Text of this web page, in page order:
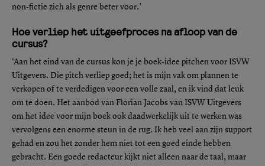
non-fictie zich als genre beter voor.’
Hoe verliep het uitgeefproces na afloop van de
cursus?
‘Aan het eind van de cursus kon je je boek-idee pitchen voor ISVW
Uitgevers. Die pitch verliep goed; het is mijn vak om plannen te
verkopen of te verdedigen voor een volle zaal, en ik vind dat leuk
om te doen. Het aanbod van Florian Jacobs van ISVW Uitgevers
om het idee voor mijn boek ook daadwerkelijk uit te werken was
vervolgens een enorme steun in de rug. Ik heb veel aan zijn support
gehad en zou het zonder hem niet tot een goed einde hebben
gebracht. Een goede redacteur kijkt niet alleen naar de taal, maar